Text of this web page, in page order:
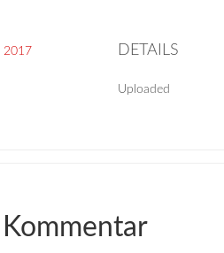
2017 DETAILS
Uploaded